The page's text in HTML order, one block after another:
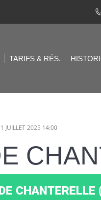
TARIFS & RÉS.
JUILLET 2025 14:00
CHANTERELLE